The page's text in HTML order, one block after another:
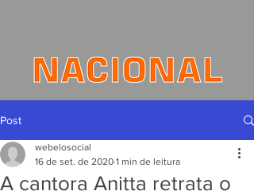
Post
A cantora Anitta retrata o
webelosocial
16 de set. de 2020 1 min de leitura